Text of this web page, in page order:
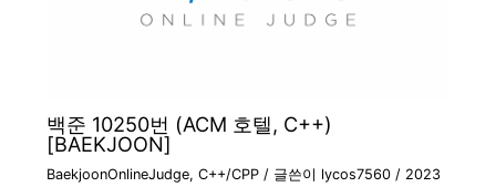
백준 10250번 (ACM 호텔, C++)
[BAEKJOON]
BaekjoonOnlineJudge, C++/CPP/ 글쓴이 lycos7560 / 2023